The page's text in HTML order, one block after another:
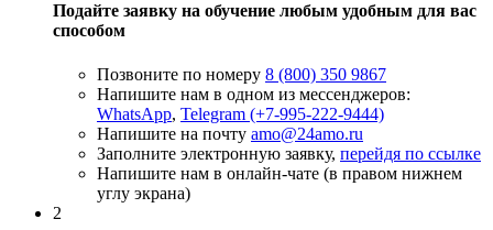
Подайте заявку на обучение любым удобным для вас
способом
Позвоните по номеру 8 (800) 350 9867
Напишите нам в одном из мессенджеров:
WhatsApp, Telegram (+7-995-222-9444)
Напишите на почту amo@24amo.ru
Заполните электронную заявку, перейдя по ссылке
Напишите нам в онлайн-чате (в правом нижнем
углу экрана)
2